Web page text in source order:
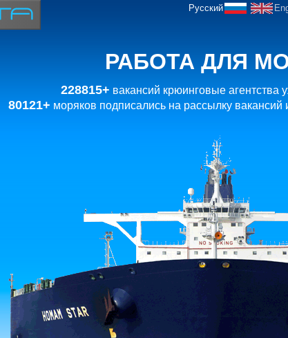
Русский
РАБОТА ДЛЯ
228815+ вакансий крюинговые агентства
80121+ моряков подписались на рассылку